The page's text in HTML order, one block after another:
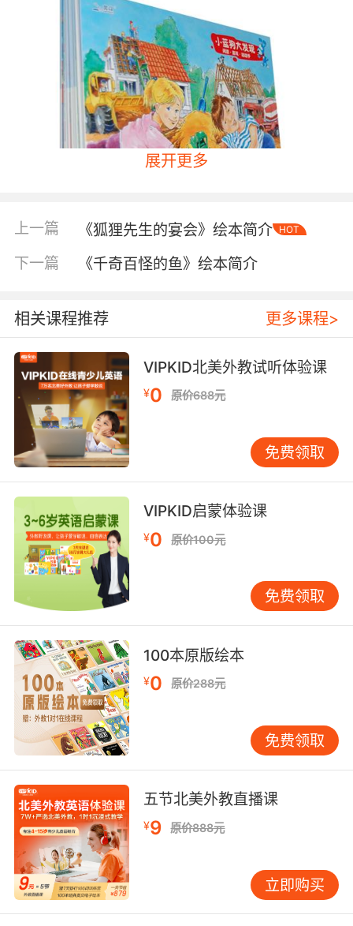
内容简介
1. 小蓝狗大发现——探索我们的身体奥秘
你知道我们的身体是由多少个“零件”组成的吗？
你知道这些“零件”是如何彼此配合、默契工作的
吗？作者用生动形象的图文为我们介绍了人类身
体中各个器官的作用和工作原理。人为什么必须
呼吸？刷牙真的那么必不可少吗？这些千奇百怪
的问题也能在其中找到答案哦！
书中生动有趣地展现了四季中动植物世界的奇
妙变化，春天万物复苏、夏天绿意盎然、秋天收
获果实、冬天白雪皑皑，在不同的季节大自然也
拥有各自独特的风景，可这些变化又会给我们的
生活带来怎样的影响呢？为什么有四季？为什么
人们常说“四月天，娃娃的脸”？冬天里植物和动
有关四季问题的答案。
3. 小蓝狗大发现——丰富的情感世界
我们为什么有时候会感到开心，有时候会哭泣，
有时候又会突然怒不可遏呢？因为我们拥有丰富
的情感世界。如果你想揭开自己内心情感世界的
展开更多
上一篇 《狐狸先生的宴会》绘本简介 HOT
下一篇 《千奇百怪的鱼》绘本简介
相关课程推荐 更多课程>
VIPKID北美外教试听体验课
¥0 原价688元
免费领取
VIPKID启蒙体验课
¥0 原价100元
免费领取
100本原版绘本
¥0 原价288元
免费领取
五节北美外教直播课
¥9 原价888元
立即购买